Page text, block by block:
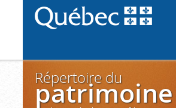
Répertoire du
patrimoine